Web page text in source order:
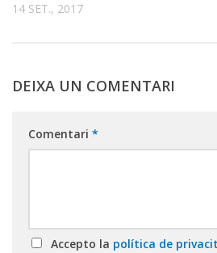
14 SET., 2017
DEIXA UN COMENTARI
Comentari *
Accepto la política de